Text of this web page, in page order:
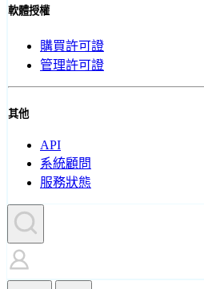
軟體授權
購買許可證
管理許可證
其他
API
系統顧問
服務狀態